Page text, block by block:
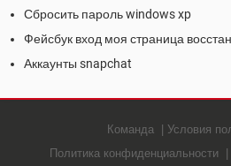
Сбросить пароль windows xp
Фейсбук вход моя страница
Аккаунты snapchat
Команда
Условия
Политика конфиденциальности